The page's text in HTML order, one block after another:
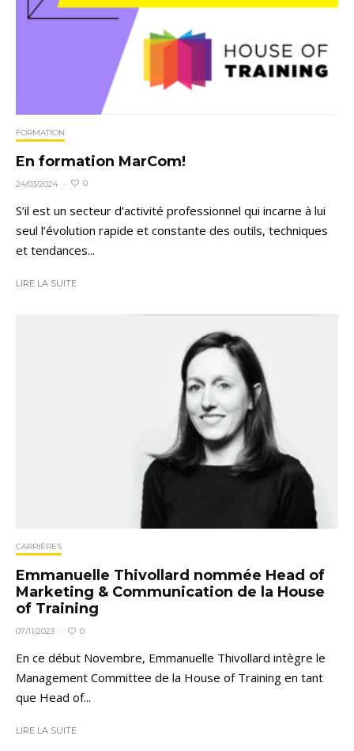
FORMATION
En formation MarCom!
24/03/2024 · 0
S’il est un secteur d’activité professionnel qui incarne à lui
seul l’évolution rapide et constante des outils, techniques
et tendances...
LIRE LA SUITE
CARRIÈRES
Emmanuelle Thivollard nommée Head of
Marketing & Communication de la House
of Training
07/11/2023 · 0
En ce début Novembre, Emmanuelle Thivollard intègre le
Management Committee de la House of Training en tant
que Head of...
LIRE LA SUITE